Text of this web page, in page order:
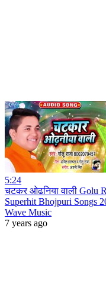
5:24
चटकर ओढनिया वाली Golu
Superhit Bhojpuri Songs
Wave Music
7 years ago